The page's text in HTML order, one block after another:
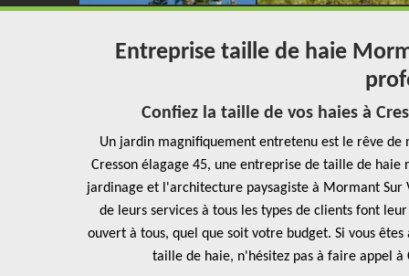
Entreprise taille de haie
Confiez la taille de vos haies à
Un jardin magnifiquement entretenu est le rêve
Cresson élagage 45, une entreprise de taille de
jardinage et l'architecture paysagiste à Mormant Sur
de leurs services à tous les types de clients font
ouvert à tous, quel que soit votre budget. Si vous
taille de haie, n'hésitez pas à faire appel